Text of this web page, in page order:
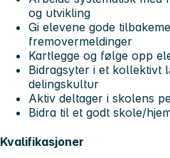
og utvikling
Gi elevene gode
fremovermeldinger
Kartlegge og følge opp
Bidragsyter i et kollektivt
delingskultur
Aktiv deltager i skolens
Bidra til et godt skole/
Kvalifikasjoner